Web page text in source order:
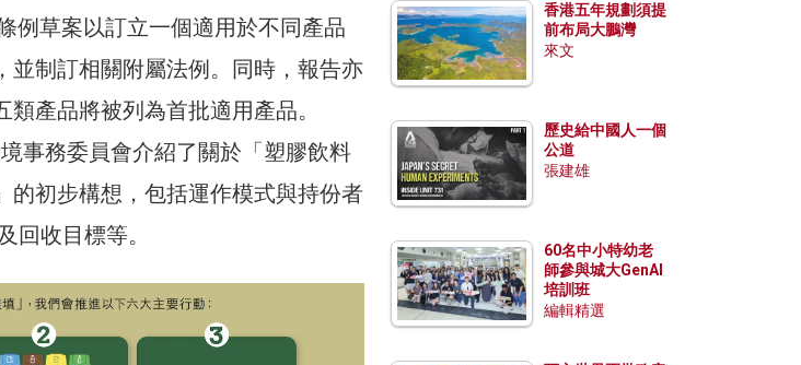
例草案以訂立一個適用於不同產品
並制訂相關附屬法例。同時，報告亦
產品將被列為首批適用產品。
事務委員會介紹了關於「塑膠飲料
的初步構想，包括運作模式與持份者
回收目標等。
香港五年規劃須提
前布局大鵬灣
來文
歷史給中國人一個
公道
張建雄
60名中小特幼老
師參與城大GenAI
培訓班
編輯精選